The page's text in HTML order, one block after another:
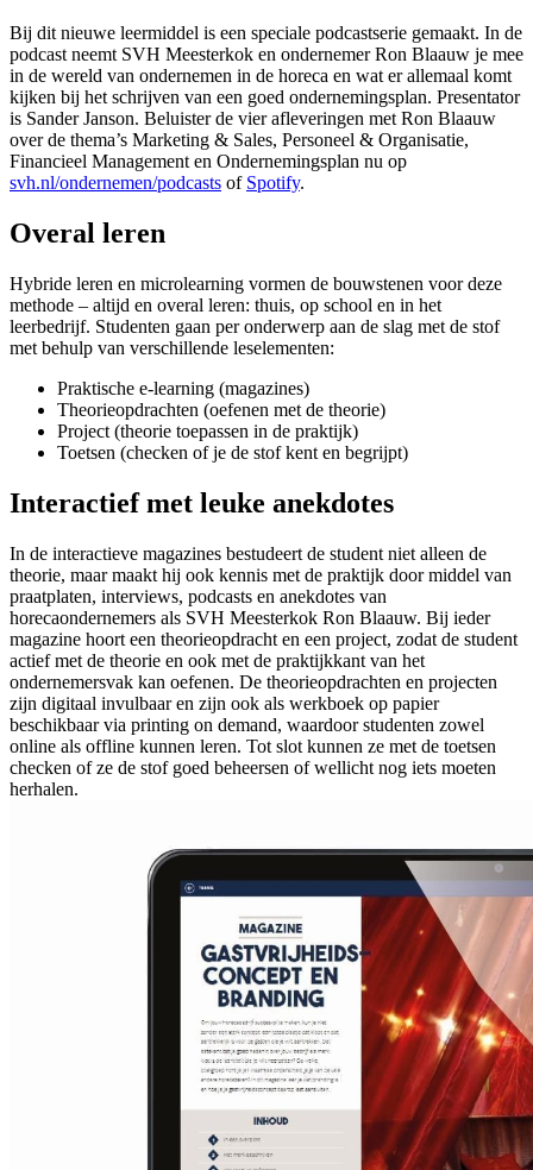
Bij dit nieuwe leermiddel is een speciale podcastserie gemaakt. In de
podcast neemt SVH Meesterkok en ondernemer Ron Blaauw je mee
in de wereld van ondernemen in de horeca en wat er allemaal komt
kijken bij het schrijven van een goed ondernemingsplan. Presentator
is Sander Janson. Beluister de vier afleveringen met Ron Blaauw
over de thema’s Marketing & Sales, Personeel & Organisatie,
Financieel Management en Ondernemingsplan nu op
svh.nl/ondernemen/podcasts of Spotify.
Overal leren
Hybride leren en microlearning vormen de bouwstenen voor deze
methode – altijd en overal leren: thuis, op school en in het
leerbedrijf. Studenten gaan per onderwerp aan de slag met de stof
met behulp van verschillende leselementen:
Praktische e-learning (magazines)
Theorieopdrachten (oefenen met de theorie)
Project (theorie toepassen in de praktijk)
Toetsen (checken of je de stof kent en begrijpt)
Interactief met leuke anekdotes
In de interactieve magazines bestudeert de student niet alleen de
theorie, maar maakt hij ook kennis met de praktijk door middel van
praatplaten, interviews, podcasts en anekdotes van
horecaondernemers als SVH Meesterkok Ron Blaauw. Bij ieder
magazine hoort een theorieopdracht en een project, zodat de student
actief met de theorie en ook met de praktijkkant van het
ondernemersvak kan oefenen. De theorieopdrachten en projecten
zijn digitaal invulbaar en zijn ook als werkboek op papier
beschikbaar via printing on demand, waardoor studenten zowel
online als offline kunnen leren. Tot slot kunnen ze met de toetsen
checken of ze de stof goed beheersen of wellicht nog iets moeten
herhalen.